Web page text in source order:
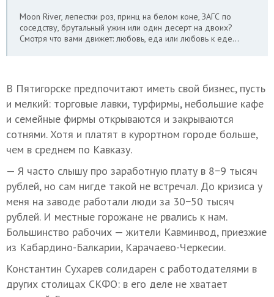
Moon River, лепестки роз, принц на белом коне, ЗАГС по
соседству, брутальный ужин или один десерт на двоих?
Смотря что вами движет: любовь, еда или любовь к еде…
В Пятигорске предпочитают иметь свой бизнес, пусть
и мелкий: торговые лавки, турфирмы, небольшие кафе
и семейные фирмы открываются и закрываются
сотнями. Хотя и платят в курортном городе больше,
чем в среднем по Кавказу.
— Я часто слышу про заработную плату в 8−9 тысяч
рублей, но сам нигде такой не встречал. До кризиса у
меня на заводе работали люди за 30−50 тысяч
рублей. И местные горожане не рвались к нам.
Большинство рабочих — жители Кавминвод, приезжие
из Кабардино-Балкарии, Карачаево-Черкесии.
Константин Сухарев солидарен с работодателями в
других столицах СКФО: в его деле не хватает